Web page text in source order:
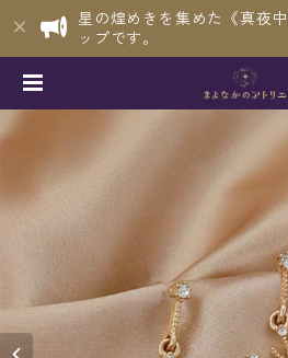
星の煌めきを集めた《真夜
ップです。